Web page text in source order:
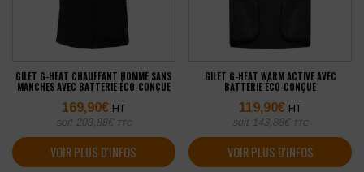
GILET G-HEAT CHAUFFANT HOMME SANS
MANCHES AVEC BATTERIE ÉCO-CONÇUE
169,90€ HT
soit 203,88€ TTC
VOIR PLUS D'INFOS
GILET G-HEAT WARM ACTIVE AVEC
BATTERIE ÉCO-CONÇUE
119,90€ HT
soit 143,88€ TTC
VOIR PLUS D'INFOS